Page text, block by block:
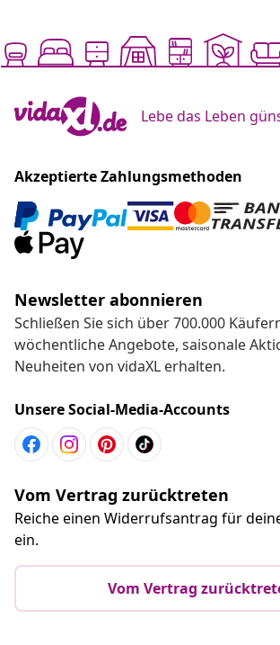
Lebe das Leben
Akzeptierte Zahlungsmethoden
Newsletter abonnieren
Schließen Sie sich über 700.000
wöchentliche Angebote, saisonale
Neuheiten von vidaXL erhalten.
Unsere Social-Media-Accounts
Vom Vertrag zurücktreten
Reiche einen Widerrufsantrag für
ein.
Vom Vertrag